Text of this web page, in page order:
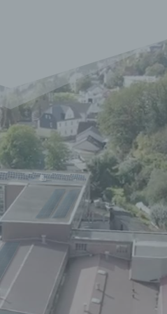
betroffenen Person
sofern diese
gesondert aufbewahrt
und organisatorischen
die gewährleisten, dass
Daten nicht einer
natürlichen
für die Verarbeitung
die Verarbeitung
oder juristische
oder andere Stelle,
mit anderen über die
von
entscheidet. Sind die
Verarbeitung durch das
der Mitgliedstaaten